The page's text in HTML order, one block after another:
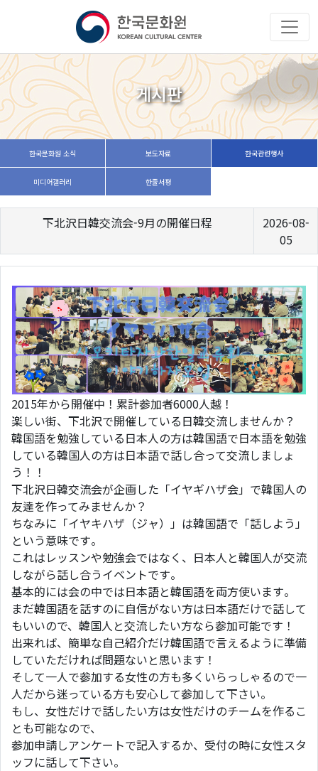
게시판
한국문화원 소식 보도자료 한국관련행사
미디어갤러리 한줄서평
下北沢日韓交流会-9月の開催日程
2026-08-
05
2015年から開催中！累計参加者6000人越！
楽しい街、下北沢で開催している日韓交流しませんか？
韓国語を勉強している日本人の方は韓国語で日本語を勉強
している韓国人の方は日本語で話し合って交流しましょ
う！！
下北沢日韓交流会が企画した「イヤギハザ会」で韓国人の
友達を作ってみませんか？
ちなみに「イヤキハザ（ジャ）」は韓国語で「話しよう」
という意味です。
これはレッスンや勉強会ではなく、日本人と韓国人が交流
しながら話し合うイベントです。
基本的には会の中では日本語と韓国語を両方使います。
まだ韓国語を話すのに自信がない方は日本語だけで話して
もいいので、韓国人と交流したい方なら参加可能です！
出来れば、簡単な自己紹介だけ韓国語で言えるように準備
していただければ問題ないと思います！
そして一人で参加する女性の方も多くいらっしゃるので一
人だから迷っている方も安心して参加して下さい。
もし、女性だけで話したい方は女性だけのチームを作るこ
とも可能なので、
参加申請しアンケートで記入するか、受付の時に女性スタ
ッフに話して下さい。